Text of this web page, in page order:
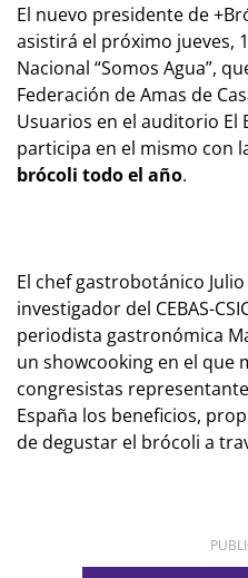
El nuevo presidente de
asistirá el próximo jueves,
Nacional “Somos Agua”,
Federación de Amas de
Usuarios en el auditorio El
participa en el mismo con
brócoli todo el año.
El chef gastrobotánico
investigador del CEBAS-
periodista gastronómica
un showcooking en el que
congresistas
España los beneficios,
de degustar el brócoli a